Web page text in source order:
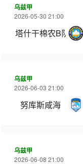
乌兹甲
2026-05-30 21:00
塔什干棉农B队
乌兹甲
2026-06-03 21:00
努库斯咸海
乌兹甲
2026-06-08 21:00